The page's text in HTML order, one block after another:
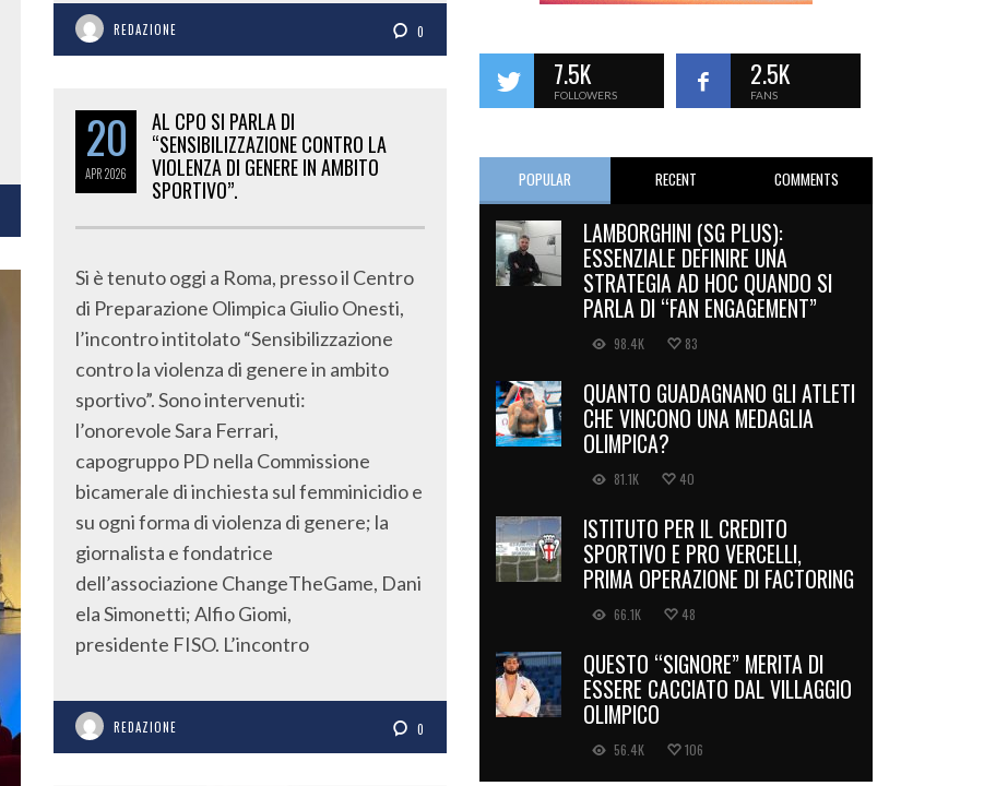
REDAZIONE 0
20
APR2026
AL CPO SI PARLA DI
“SENSIBILIZZAZIONE CONTRO LA
VIOLENZA DI GENERE IN AMBITO
SPORTIVO”.
Si è tenuto oggi a Roma, presso il Centro
di Preparazione Olimpica Giulio Onesti,
l’incontro intitolato “Sensibilizzazione
contro la violenza di genere in ambito
sportivo”. Sono intervenuti:
l’onorevole Sara Ferrari,
capogruppo PD nella Commissione
bicamerale di inchiesta sul femminicidio e
su ogni forma di violenza di genere; la
giornalista e fondatrice
dell’associazione ChangeTheGame, Dani
ela Simonetti; Alfio Giomi,
presidente FISO. L’incontro
REDAZIONE 0
7.5K
FOLLOWERS
2.5K
FANS
POPULAR RECENT COMMENTS
LAMBORGHINI (SG PLUS):
ESSENZIALE DEFINIRE UNA
STRATEGIA AD HOC QUANDO SI
PARLA DI “FAN ENGAGEMENT”
98.4K 83
QUANTO GUADAGNANO GLI ATLETI
CHE VINCONO UNA MEDAGLIA
OLIMPICA?
81.1K 40
ISTITUTO PER IL CREDITO
SPORTIVO E PRO VERCELLI,
PRIMA OPERAZIONE DI FACTORING
66.1K 48
QUESTO “SIGNORE” MERITA DI
ESSERE CACCIATO DAL VILLAGGIO
OLIMPICO
56.4K 106